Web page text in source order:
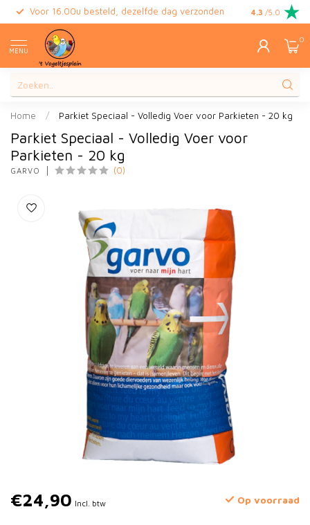
Voor 16.00u besteld, dezelfde dag verzonden Gratis
4.3 /5.0
MENU
0
Home / Parkiet Speciaal - Volledig Voer voor Parkieten - 20 kg
Parkiet Speciaal - Volledig Voer voor
Parkieten - 20 kg
GARVO (0)
€24,90 Incl. btw Op voorraad